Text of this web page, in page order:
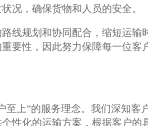
况，确保货物和人员的安全。
线规划和协同配合，缩短运输
要性，因此努力保障每一位客
上”的服务理念。我们深知客
性化的运输方案，根据客户的